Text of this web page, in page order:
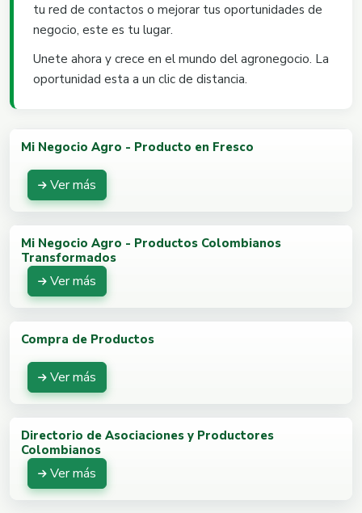
tu red de contactos o mejorar tus oportunidades de
negocio, este es tu lugar.
Unete ahora y crece en el mundo del agronegocio. La
oportunidad esta a un clic de distancia.
Mi Negocio Agro - Producto en Fresco
Ver más
Mi Negocio Agro - Productos Colombianos
Transformados
Ver más
Compra de Productos
Ver más
Directorio de Asociaciones y Productores
Colombianos
Ver más